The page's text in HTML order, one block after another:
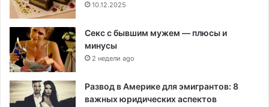
10.12.2025
Секс с бывшим мужем — плюсы и
минусы
2 недели ago
Развод в Америке для эмигрантов: 8
важных юридических аспектов